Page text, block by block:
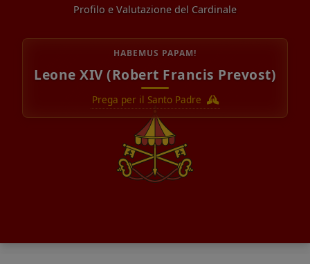
Profilo e Valutazione del Cardinale
HABEMUS PAPAM!
Leone XIV (Robert Francis Prevost)
Prega per il Santo Padre